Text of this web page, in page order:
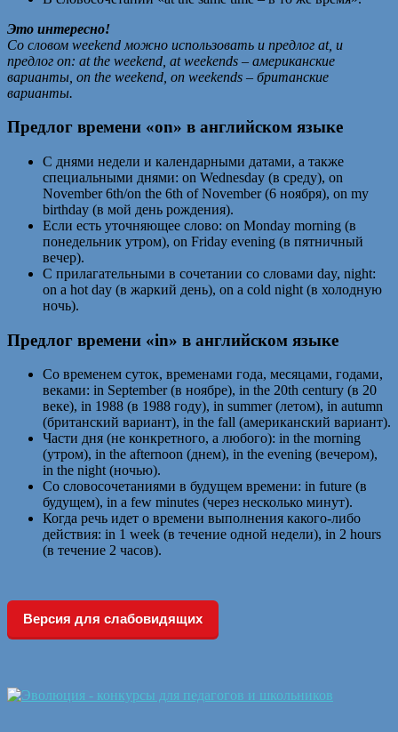
Это интересно!
Со словом weekend можно использовать и предлог at, и
предлог on: at the weekend, at weekends – американские
варианты, on the weekend, on weekends – британские
варианты.
Предлог времени «on» в английском языке
С днями недели и календарными датами, а также
специальными днями: on Wednesday (в среду), on
November 6th/on the 6th of November (6 ноября), on my
birthday (в мой день рождения).
Если есть уточняющее слово: on Monday morning (в
понедельник утром), on Friday evening (в пятничный
вечер).
С прилагательными в сочетании со словами day, night:
on a hot day (в жаркий день), on a cold night (в холодную
ночь).
Предлог времени «in» в английском языке
Со временем суток, временами года, месяцами, годами,
веками: in September (в ноябре), in the 20th century (в 20
веке), in 1988 (в 1988 году), in summer (летом), in autumn
(британский вариант), in the fall (американский вариант).
Части дня (не конкретного, а любого): in the morning
(утром), in the afternoon (днем), in the evening (вечером),
in the night (ночью).
Со словосочетаниями в будущем времени: in future (в
будущем), in a few minutes (через несколько минут).
Когда речь идет о времени выполнения какого-либо
действия: in 1 week (в течение одной недели), in 2 hours
(в течение 2 часов).
Версия для слабовидящих